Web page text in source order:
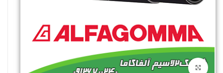
بزرگنمایی تصویر